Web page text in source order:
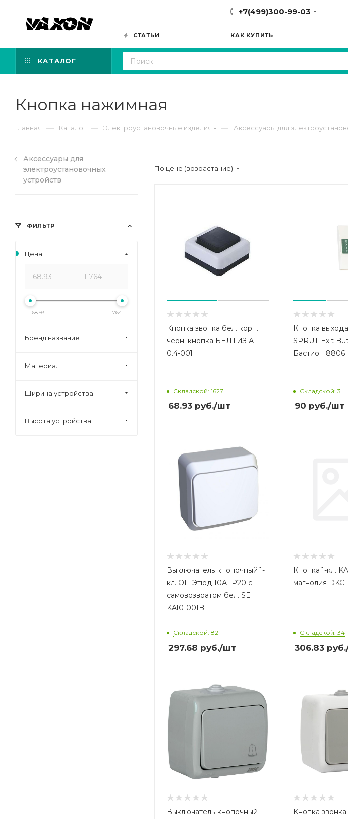
+7(499)300-99-03
СТАТЬИ КАК КУПИТЬ
КАТАЛОГ
Кнопка нажимная
Главная — Каталог — Электроустановочные изделия — Аксессуары для
Аксессуары для
электроустановочных
устройств
ФИЛЬТР
Цена
68.93 1 764
Бренд название
Материал
Ширина устройства
Высота устройства
По цене (возрастание)
Кнопка звонка бел. корп.
черн. кнопка БЕЛТИЗ А1-
0.4-001
Складской: 1627
68.93 руб./шт
Кнопка
SPRUT Exit
Бастион 8806
Складской: 3
90 руб./шт
Выключатель кнопочный 1-
кл. ОП Этюд 10А IP20 с
самовозвратом бел. SE
KA10-001B
Складской: 82
297.68 руб./шт
Кнопка 1-кл.
магнолия DKC
Складской: 34
306.83руб.
Выключатель кнопочный 1-
Кнопка